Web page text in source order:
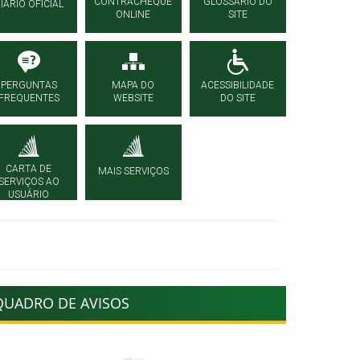
OFICIAL
ONLINE
SITE
PERGUNTAS
MAPA DO
WEBSITE
ACESSIBILIDADE
DO SITE
CARTA DE
AO
USUÁRIO
MAIS SERVIÇOS
DE AVISOS